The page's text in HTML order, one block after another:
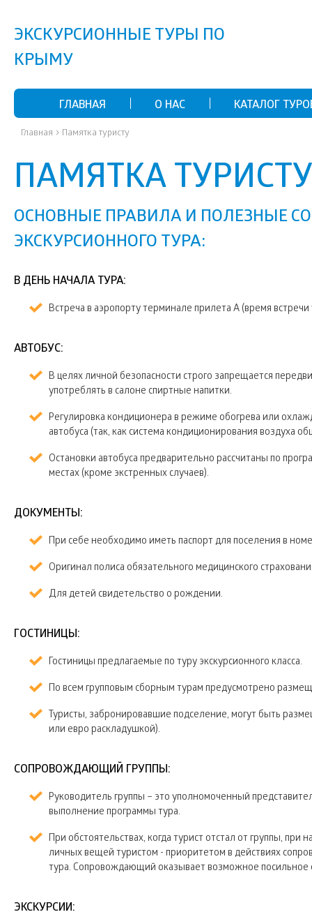
ЭКСКУРСИОННЫЕ ТУРЫ ПО
КРЫМУ
ГЛАВНАЯ О НАС КАТАЛОГ
Главная › Памятка туристу
ПАМЯТКА ТУРИСТУ
ОСНОВНЫЕ ПРАВИЛА И ПОЛЕЗНЫЕ
ЭКСКУРСИОННОГО ТУРА:
В ДЕНЬ НАЧАЛА ТУРА:
Встреча в аэропорту терминале прилета А (время
АВТОБУС:
В целях личной безопасности строго запрещается
употреблять в салоне спиртные напитки.
Регулировка кондиционера в режиме обогрева или
автобуса (так, как система кондиционирования воздуха
Остановки автобуса предварительно рассчитаны по
местах (кроме экстренных случаев).
ДОКУМЕНТЫ:
При себе необходимо иметь паспорт для поселения в
Оригинал полиса обязательного медицинского
Для детей свидетельство о рождении.
ГОСТИНИЦЫ:
Гостиницы предлагаемые по туру экскурсионного класса.
По всем групповым сборным турам предусмотрено
Туристы, забронировавшие подселение, могут быть
или евро раскладушкой).
СОПРОВОЖДАЮЩИЙ ГРУППЫ:
Руководитель группы – это уполномоченный
выполнение программы тура.
При обстоятельствах, когда турист отстал от группы, при
личных вещей туристом - приоритетом в действиях
тура. Сопровождающий оказывает возможное посильное
ЭКСКУРСИИ: